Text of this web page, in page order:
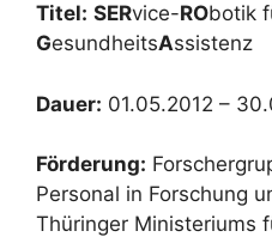
Titel: SERvice-RObotik
GesundheitsAssistenz
Dauer: 01.05.2012 –
Förderung:
Personal in Forschung
Thüringer Ministeriums